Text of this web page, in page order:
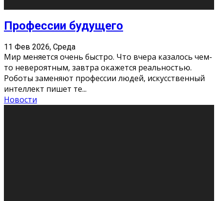
Как бороться со стрессом
11 Фев 2026, Среда
Стресс – нормальная реакция организма, когда
факторов, воздействующих на твой организм
больше, чем ресурсов. Есть советы, как бороться со
стрессовым состояни
Новости